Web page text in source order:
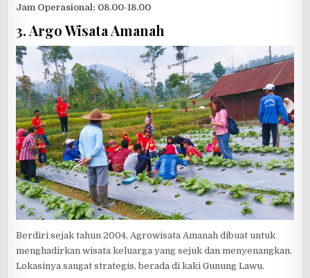
Jam Operasional: 08.00-18.00
3. Argo Wisata Amanah
Berdiri sejak tahun 2004, Agrowisata Amanah dibuat untuk
menghadirkan wisata keluarga yang sejuk dan menyenangkan.
Lokasinya sangat strategis, berada di kaki Gunung Lawu.